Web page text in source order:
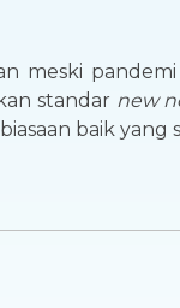
meski
standar new
baik yang